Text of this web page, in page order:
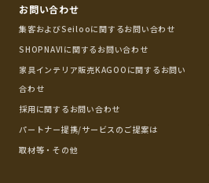
お問い合わせ
集客およびSeilooに関するお問い合わせ
SHOPNAVIに関するお問い合わせ
家具インテリア販売KAGOOに関するお問い
合わせ
採用に関するお問い合わせ
パートナー提携/サービスのご提案は
取材等・その他